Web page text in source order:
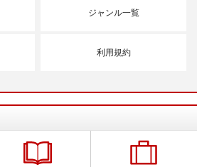
ジャンル一覧
利用規約